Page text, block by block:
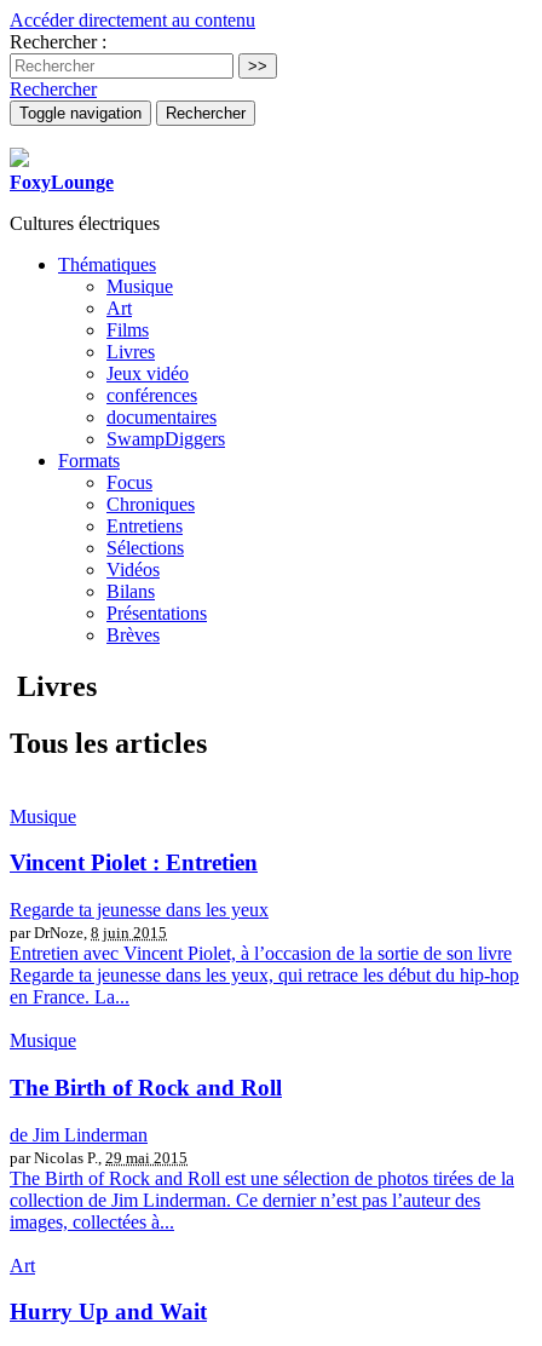
Accéder directement au contenu
Rechercher :
Rechercher
Toggle navigation Rechercher
FoxyLounge
Cultures électriques
Thématiques
Musique
Art
Films
Livres
Jeux vidéo
conférences
documentaires
SwampDiggers
Formats
Focus
Chroniques
Entretiens
Sélections
Vidéos
Bilans
Présentations
Brèves
Livres
Tous les articles
Musique
Vincent Piolet : Entretien
Regarde ta jeunesse dans les yeux
par DrNoze, 8 juin 2015
Entretien avec Vincent Piolet, à l’occasion de la sortie de son livre
Regarde ta jeunesse dans les yeux, qui retrace les début du hip-hop
en France. La...
Musique
The Birth of Rock and Roll
de Jim Linderman
par Nicolas P., 29 mai 2015
The Birth of Rock and Roll est une sélection de photos tirées de la
collection de Jim Linderman. Ce dernier n’est pas l’auteur des
images, collectées à...
Art
Hurry Up and Wait